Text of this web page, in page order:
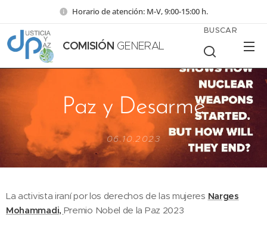
Horario de atención: M-V, 9:00-15:00 h.
COMISIÓN GENERAL
BUSCAR
Paz y Desarme
06.10.2023
La activista iraní por los derechos de las mujeres Narges
Mohammadi, Premio Nobel de la Paz 2023